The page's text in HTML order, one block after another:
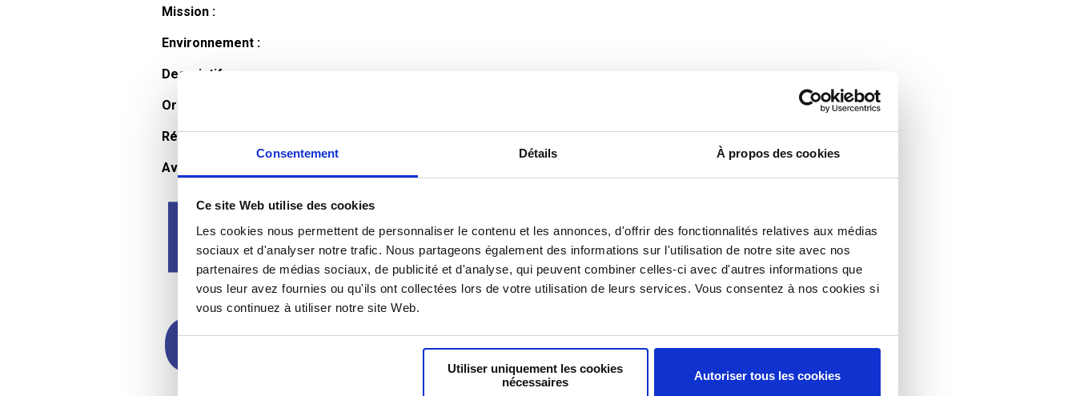
Consentement Détails À propos des cookies
Ce site Web utilise des cookies
Les cookies nous permettent de personnaliser le contenu et les annonces, d'offrir des fonctionnalités relatives aux médias
sociaux et d'analyser notre trafic. Nous partageons également des informations sur l'utilisation de notre site avec nos
partenaires de médias sociaux, de publicité et d'analyse, qui peuvent combiner celles-ci avec d'autres informations que
vous leur avez fournies ou qu'ils ont collectées lors de votre utilisation de leurs services. Vous consentez à nos cookies si
vous continuez à utiliser notre site Web.
Utiliser uniquement les cookies
nécessaires
Autoriser tous les cookies
Mission :
Environnement :
Descriptif :
Organisation et horaires :
Rémunération :
Avantages :
Profil du
candidat